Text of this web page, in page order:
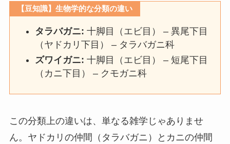
【豆知識】生物学的な分類の違い
タラバガニ: 十脚目（エビ目） – 異尾下目
（ヤドカリ下目） – タラバガニ科
ズワイガニ: 十脚目（エビ目） – 短尾下目
（カニ下目） – クモガニ科
この分類上の違いは、単なる雑学じゃありませ
ん。ヤドカリの仲間（タラバガニ）とカニの仲間